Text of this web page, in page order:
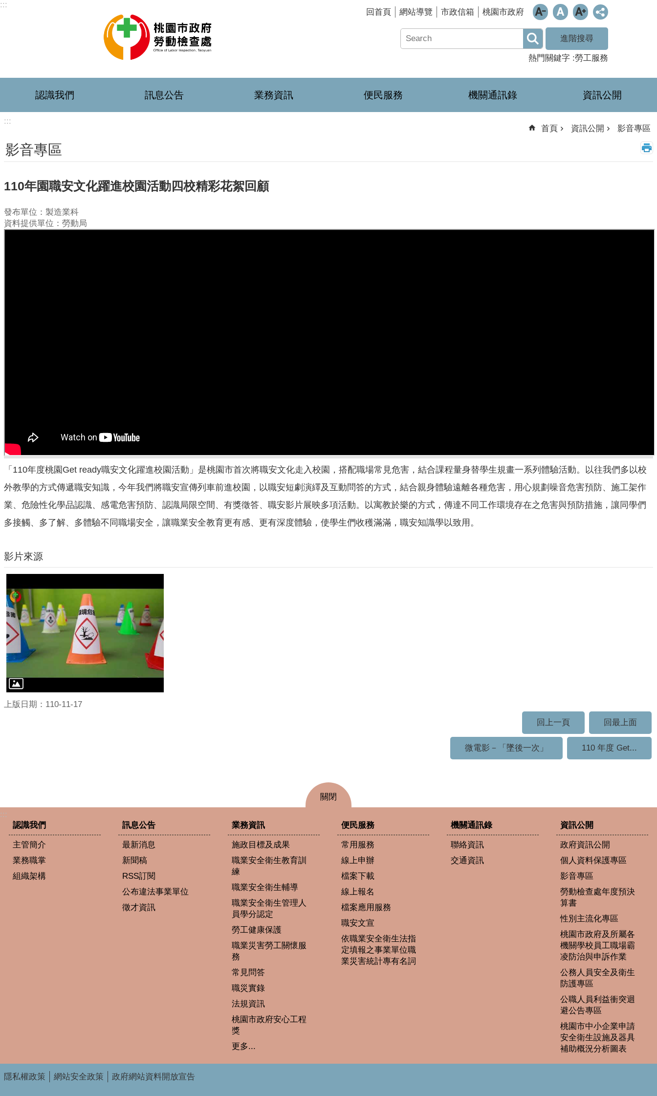
跳到主要內容區塊
:::
回首頁 網站導覽 市政信箱 桃園市政府
進階搜尋
熱門關鍵字 勞工服務
認識我們 訊息公告 業務資訊 便民服務 機關通訊錄 資訊公開
:::
首頁 資訊公開 影音專區
影音專區
110年園職安文化躍進校園活動四校精彩花絮回顧
發布單位：製造業科
資料提供單位：勞動局
「110年度桃園Get ready職安文化躍進校園活動」是桃園市首次將職安文化走入校園，搭配職場常見危害，結合課程量身替學生規畫一系列體驗活動。以往我們多以校
外教學的方式傳遞職安知識，今年我們將職安宣傳列車前進校園，以職安短劇演繹及互動問答的方式，結合親身體驗遠離各種危害，用心規劃噪音危害預防、施工架作
業、危險性化學品認識、感電危害預防、認識局限空間、有獎徵答、職安影片展映多項活動。以寓教於樂的方式，傳達不同工作環境存在之危害與預防措施，讓同學們
多接觸、多了解、多體驗不同職場安全，讓職業安全教育更有感、更有深度體驗，使學生們收穫滿滿，職安知識學以致用。
影片來源
上版日期：110-11-17
回上一頁
回最上面
微電影－「墜後一次」 110 年度 Get...
關閉
:::
認識我們
主管簡介
業務職掌
組織架構
訊息公告
最新消息
新聞稿
RSS訂閱
公布違法事業單位
徵才資訊
業務資訊
施政目標及成果
職業安全衛生教育訓
練
職業安全衛生輔導
職業安全衛生管理人
員學分認定
勞工健康保護
職業災害勞工關懷服
務
常見問答
職災實錄
法規資訊
桃園市政府安心工程
獎
更多...
便民服務
常用服務
線上申辦
檔案下載
線上報名
檔案應用服務
職安文宣
依職業安全衛生法指
定填報之事業單位職
業災害統計專有名詞
機關通訊錄
聯絡資訊
交通資訊
資訊公開
政府資訊公開
個人資料保護專區
影音專區
勞動檢查處年度預決
算書
性別主流化專區
桃園市政府及所屬各
機關學校員工職場霸
凌防治與申訴作業
公務人員安全及衛生
防護專區
公職人員利益衝突迴
避公告專區
桃園市中小企業申請
安全衛生設施及器具
補助概況分析圖表
隱私權政策 網站安全政策 政府網站資料開放宣告